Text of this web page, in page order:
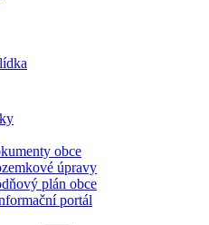
obce
úpravy
plán obce
portál